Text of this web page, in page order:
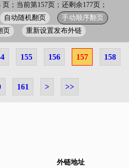
；当前第157页；还剩余177页；
自动随机翻页
手动顺序翻页
页
重新设置发布外链
155 156 157 158
161 > >>
外链地址